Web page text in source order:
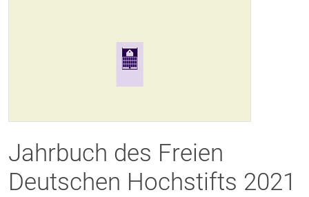
Jahrbuch des Freien
Deutschen Hochstifts 2021